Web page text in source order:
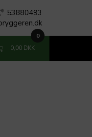
53880493
0,00 DKK
0